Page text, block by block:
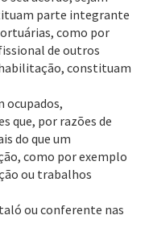
parte integrante
como por
de outros
constituam
ocupados,
que, por razões de
do que um
como por exemplo
ou trabalhos
ou conferente nas